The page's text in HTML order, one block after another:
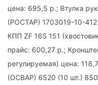
цена: 695,5 р.; Втулка
(РОСТАР) 1703019-10-
КПП ZF 16S 151
прайс: 600,27 р.;
регулируемая) цена:
(ОСВАР) 6520 (10 шт.)